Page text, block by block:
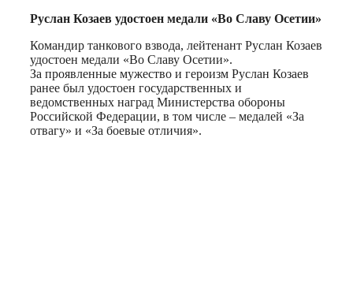
Руслан Козаев удостоен медали «Во Славу Осетии»
Командир танкового взвода, лейтенант Руслан Козаев
удостоен медали «Во Славу Осетии».
За проявленные мужество и героизм Руслан Козаев
ранее был удостоен государственных и
ведомственных наград Министерства обороны
Российской Федерации, в том числе – медалей «За
отвагу» и «За боевые отличия».